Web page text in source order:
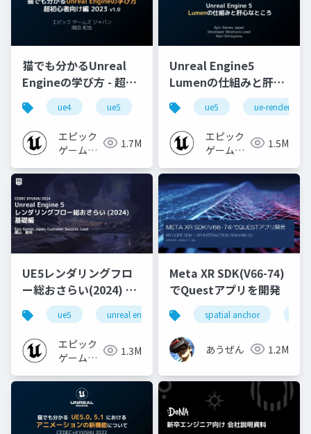
猫でも分かるUnreal
Engineの学び方 - 超初
心者向け編 - 2023 v1.0
ue4 ue5 ue-beginner
エピック
ゲームズ
1.7M
Unreal Engine5
Lumenの仕組みと肝心
なところ
ue5 ue-rendering
エピック
ゲームズ
1.5M
UE5レンダリングフロ
ー総おさらい(2024) 基
礎編！
[CEDEC+KYUSHU
2024]
ue5 unreal engine ue-rendering
エピック
ゲームズ
1.3M
Meta XR SDK(V66-74)
でQuestアプリを開発
spatial anchor
あうぜん 1.2M